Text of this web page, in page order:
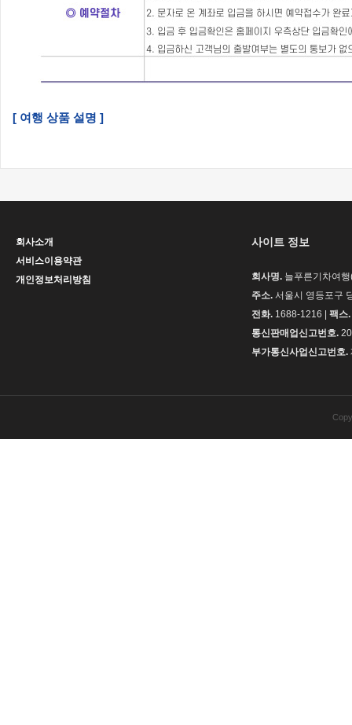
[ 여행 상품 설명 ]
회사소개
서비스이용약관
개인정보처리방침
사이트 정보
회사명. 늘푸른기차여
주소. 서울시 영등포구
전화. 1688-1216 | 팩스.
통신판매업신고번호.
부가통신사업신고번호.